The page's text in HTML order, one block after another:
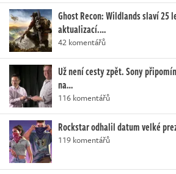
Ghost Recon: Wildlands slaví 25
aktualizací.…
42 komentářů
Už není cesty zpět. Sony
na…
116 komentářů
Rockstar odhalil datum velké
119 komentářů